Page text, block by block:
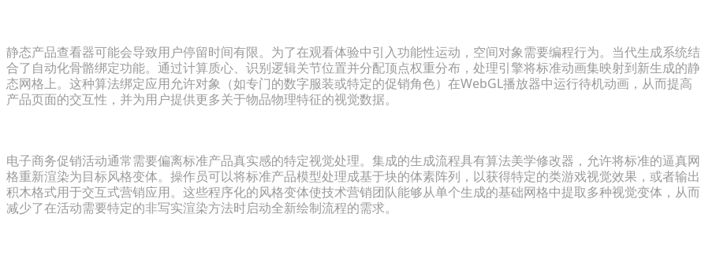
静态产品查看器可能会导致用户停留时间有限。为了在观看体验中引入功能性运动，空间对象需要编程行为。当代生成系统结
合了自动化骨骼绑定功能。通过计算质心、识别逻辑关节位置并分配顶点权重分布，处理引擎将标准动画集映射到新生成的静
态网格上。这种算法绑定应用允许对象（如专门的数字服装或特定的促销角色）在WebGL播放器中运行待机动画，从而提高
产品页面的交互性，并为用户提供更多关于物品物理特征的视觉数据。
电子商务促销活动通常需要偏离标准产品真实感的特定视觉处理。集成的生成流程具有算法美学修改器，允许将标准的逼真网
格重新渲染为目标风格变体。操作员可以将标准产品模型处理成基于块的体素阵列，以获得特定的类游戏视觉效果，或者输出
积木格式用于交互式营销应用。这些程序化的风格变体使技术营销团队能够从单个生成的基础网格中提取多种视觉变体，从而
减少了在活动需要特定的非写实渲染方法时启动全新绘制流程的需求。